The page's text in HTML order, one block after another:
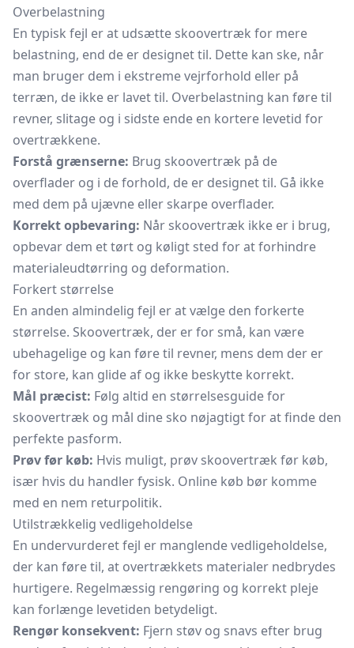
Overbelastning
En typisk fejl er at udsætte skoovertræk for mere
belastning, end de er designet til. Dette kan ske, når
man bruger dem i ekstreme vejrforhold eller på
terræn, de ikke er lavet til. Overbelastning kan føre til
revner, slitage og i sidste ende en kortere levetid for
overtrækkene.
Forstå grænserne: Brug skoovertræk på de
overflader og i de forhold, de er designet til. Gå ikke
med dem på ujævne eller skarpe overflader.
Korrekt opbevaring: Når skoovertræk ikke er i brug,
opbevar dem et tørt og køligt sted for at forhindre
materialeudtørring og deformation.
Forkert størrelse
En anden almindelig fejl er at vælge den forkerte
størrelse. Skoovertræk, der er for små, kan være
ubehagelige og kan føre til revner, mens dem der er
for store, kan glide af og ikke beskytte korrekt.
Mål præcist: Følg altid en størrelsesguide for
skoovertræk og mål dine sko nøjagtigt for at finde den
perfekte pasform.
Prøv før køb: Hvis muligt, prøv skoovertræk før køb,
især hvis du handler fysisk. Online køb bør komme
med en nem returpolitik.
Utilstrækkelig vedligeholdelse
En undervurderet fejl er manglende vedligeholdelse,
der kan føre til, at overtrækkets materialer nedbrydes
hurtigere. Regelmæssig rengøring og korrekt pleje
kan forlænge levetiden betydeligt.
Rengør konsekvent: Fjern støv og snavs efter brug